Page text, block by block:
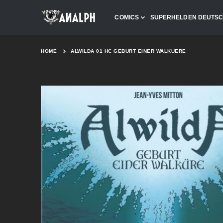
COMICS SUPERHELDEN
HOME ALWILDA 01 HC GEBURT EINER WALKUERE
end
of
images
gallery